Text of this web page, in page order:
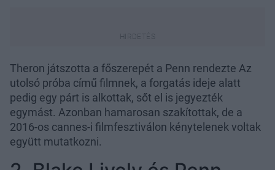
Theron játszotta a főszerepét a Penn rendezte Az
utolsó próba című filmnek, a forgatás ideje alatt
pedig egy párt is alkottak, sőt el is jegyezték
egymást. Azonban hamarosan szakítottak, de a
2016-os cannes-i filmfesztiválon kénytelenek voltak
együtt mutatkozni.